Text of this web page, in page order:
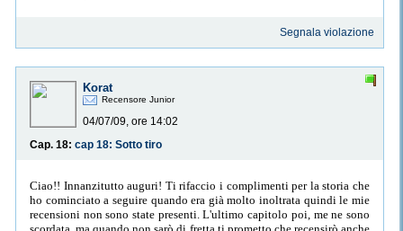
Segnala violazione
Korat
Recensore Junior
04/07/09, ore 14:02
Cap. 18: cap 18: Sotto tiro
Ciao!! Innanzitutto auguri! Ti rifaccio i complimenti per la storia che
ho cominciato a seguire quando era già molto inoltrata quindi le mie
recensioni non sono state presenti. L'ultimo capitolo poi, me ne sono